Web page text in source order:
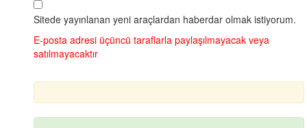
Sitede yayınlanan yeni araçlardan haberdar olmak istiyorum.
E‑posta adresi üçüncü taraflarla paylaşılmayacak veya
satılmayacaktır